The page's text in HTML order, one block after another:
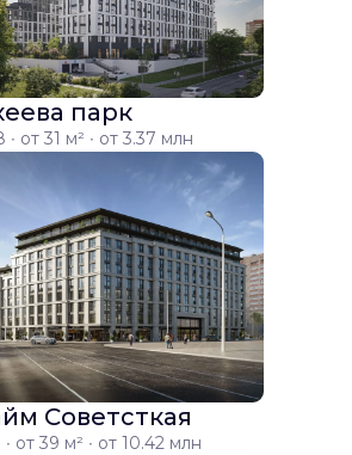
парк
от 31 м² ∙ от 3.37 млн
Советсткая
от 39 м² ∙ от 10.42 млн